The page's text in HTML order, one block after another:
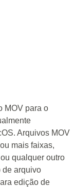
MOV para o
Arquivos MOV
mais faixas,
qualquer outro
de arquivo
edição de